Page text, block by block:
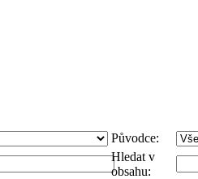
Původce:
Hledat v
obsahu: